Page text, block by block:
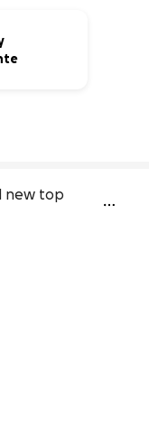
new top